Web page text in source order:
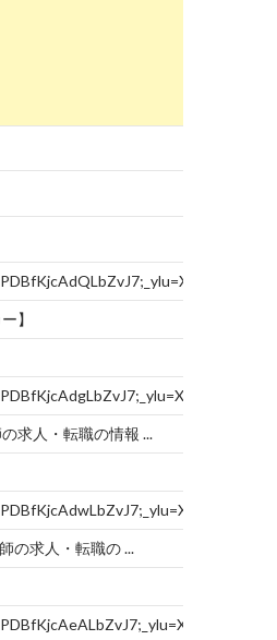
】
求人・転職の情報 ...
の求人・転職の ...